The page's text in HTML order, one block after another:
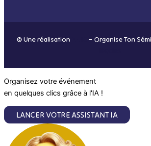
© Une réalisation – Organise Ton
Organisez votre événement
en quelques clics grâce à l'IA !
LANCER VOTRE ASSISTANT IA